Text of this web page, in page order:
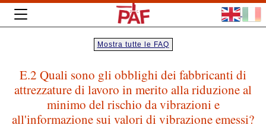
Mostra tutte le FAQ
E.2 Quali sono gli obblighi dei fabbricanti di
attrezzature di lavoro in merito alla riduzione al
minimo del rischio da vibrazioni e
all'informazione sui valori di vibrazione emessi?